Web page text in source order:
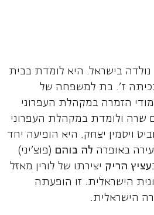
בת 13, אלט, נולדה בישראל. היא לומדת בבית
ז'. בת למשפחה של
הזמרה במקהלת העפרוני
שרה ולומדת במקהלת העפרוני
ויסמין יצחק. היא הופיעה יחד
באופרה לה בוהם (פוצ'יני)
עציץ הריק יצירתו של לורין מאזל
הישראלית. זו הופעתה
הישראלית.